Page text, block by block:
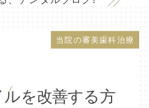
当院の審美歯科治療
ルを改善する方